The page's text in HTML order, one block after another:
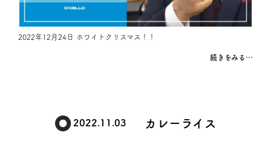
2022年12月24日 ホワイトクリスマス！！
続きをみる…
2022.11.03 カレーライス